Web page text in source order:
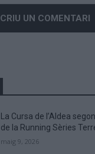
La Cursa de l’Aldea
de la Running Sèries
maig 9, 2026